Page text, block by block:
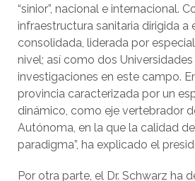
“sinior”, nacional e internacional.
infraestructura sanitaria dirigida a
consolidada, liderada por
nivel; así como dos
investigaciones en este campo.
provincia caracterizada por un
dinámico, como eje vertebrador
Autónoma, en la que la calidad
paradigma”, ha explicado el
Por otra parte, el Dr. Schwarz ha